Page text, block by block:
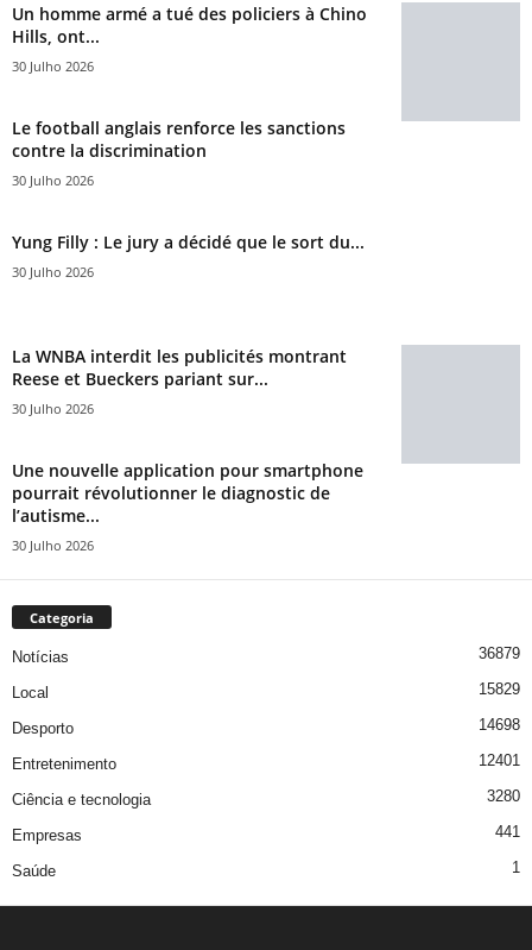
Un homme armé a tué des policiers à Chino
Hills, ont...
30 Julho 2026
Le football anglais renforce les sanctions
contre la discrimination
30 Julho 2026
Yung Filly : Le jury a décidé que le sort du...
30 Julho 2026
La WNBA interdit les publicités montrant
Reese et Bueckers pariant sur...
30 Julho 2026
Une nouvelle application pour smartphone
pourrait révolutionner le diagnostic de
l’autisme...
30 Julho 2026
Categoria
Notícias 36879
Local 15829
Desporto 14698
Entretenimento 12401
Ciência e tecnologia 3280
Empresas 441
Saúde 1